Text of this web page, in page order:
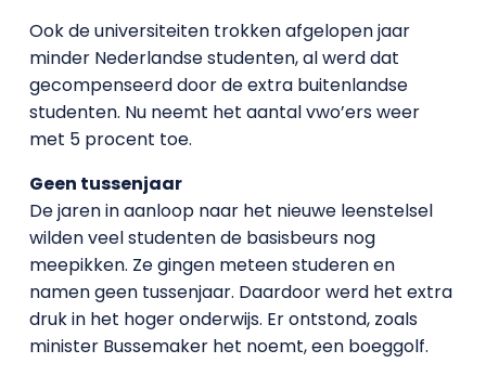
Ook de universiteiten trokken afgelopen jaar
minder Nederlandse studenten, al werd dat
gecompenseerd door de extra buitenlandse
studenten. Nu neemt het aantal vwo’ers weer
met 5 procent toe.
Geen tussenjaar
De jaren in aanloop naar het nieuwe leenstelsel
wilden veel studenten de basisbeurs nog
meepikken. Ze gingen meteen studeren en
namen geen tussenjaar. Daardoor werd het extra
druk in het hoger onderwijs. Er ontstond, zoals
minister Bussemaker het noemt, een boeggolf.